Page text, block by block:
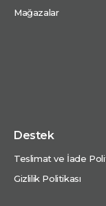
Mağazalar
Destek
Teslimat ve İade
Gizlilik Politikası